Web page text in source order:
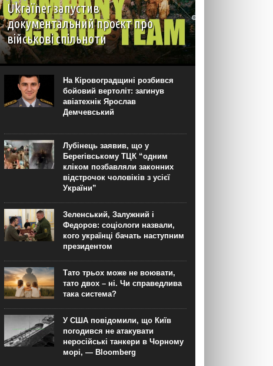
Ukraїner запустив
документальний проєкт про
військові спільноти
На YouTube-каналі Ukraїner W відбулася
прем’єра першої серії нового документального
проєкту “Мілітарі спільноти”. Про це “Новинарні”
повідомили в Ukraїner. “Кожна серія присвячена
окремій спільноті — її історії, цінностям,
внутрішній...
На Кіровоградщині розбився
бойовий вертоліт: загинув
авіатехнік Ярослав
Демчевський
Лубінець заявив, що у
Берегівському ТЦК “одним
кліком позбавляли законних
відстрочок чоловіків з усієї
України”
Зеленський, Залужний і
Федоров: соціологи назвали,
кого українці бачать наступним
президентом
Тато трьох може не воювати,
тато двох – ні. Чи справедлива
така система?
У США повідомили, що Київ
погодився не атакувати
неросійські танкери в Чорному
морі, — Bloomberg